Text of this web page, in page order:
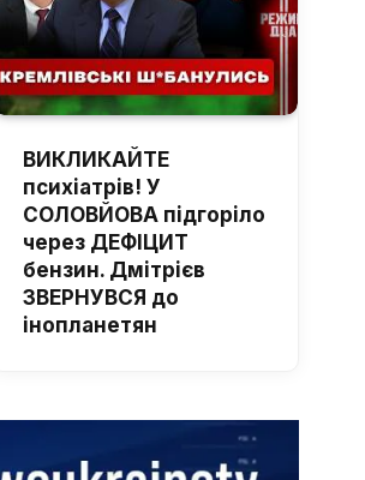
ВИКЛИКАЙТЕ
психіатрів! У
СОЛОВЙОВА підгоріло
через ДЕФІЦИТ
бензин. Дмітрієв
ЗВЕРНУВСЯ до
інопланетян